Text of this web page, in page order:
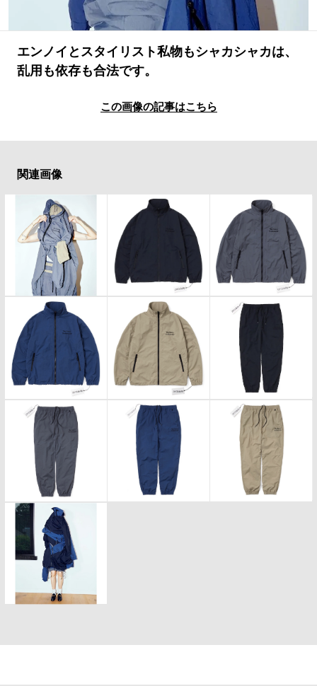
エンノイとスタイリスト私物もシャカシャカは、
乱用も依存も合法です。
この画像の記事はこちら
関連画像